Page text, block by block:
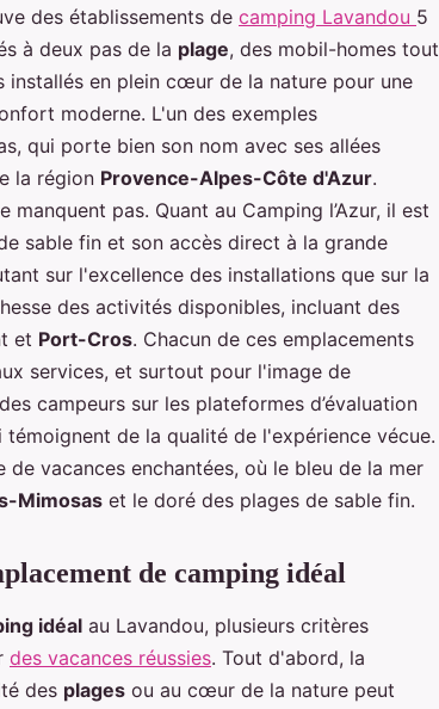
des établissements de camping Lavandou 5
à deux pas de la plage, des mobil-homes tout
installés en plein cœur de la nature pour une
moderne. L'un des exemples
qui porte bien son nom avec ses allées
la région Provence-Alpes-Côte d'Azur.
pas. Quant au Camping l’Azur, il est
sable fin et son accès direct à la grande
sur l'excellence des installations que sur la
des activités disponibles, incluant des
et Port-Cros. Chacun de ces emplacements
services, et surtout pour l'image de
des campeurs sur les plateformes d’évaluation
de la qualité de l'expérience vécue.
vacances enchantées, où le bleu de la mer
Mimosas et le doré des plages de sable fin.
de camping idéal
idéal au Lavandou, plusieurs critères
des vacances réussies. Tout d'abord, la
des plages ou au cœur de la nature peut